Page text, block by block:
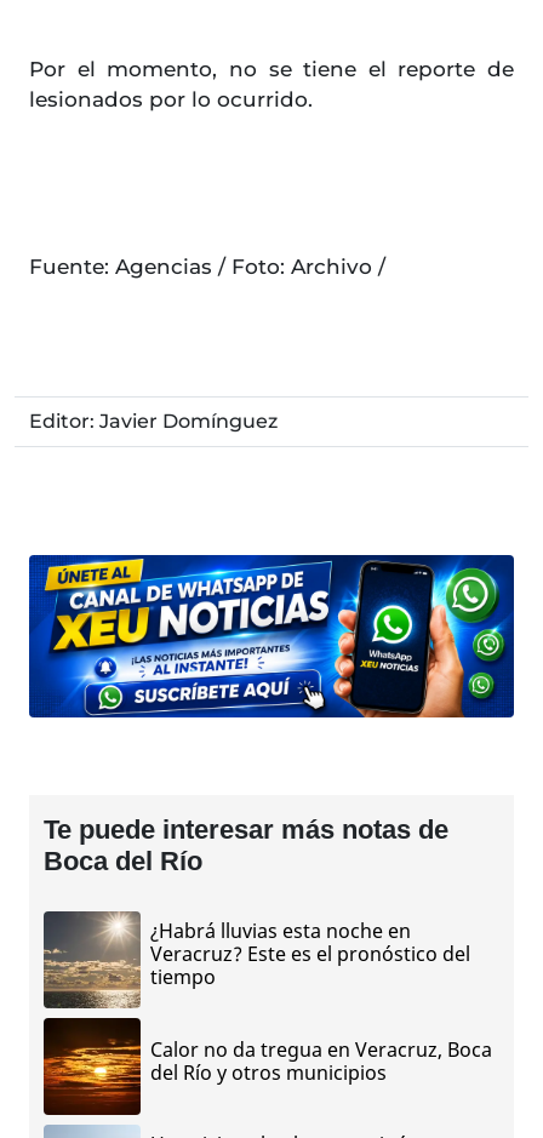
Por el momento, no se tiene el reporte de
lesionados por lo ocurrido.
Fuente: Agencias / Foto: Archivo /
Editor: Javier Domínguez
Te puede interesar más notas de
Boca del Río
¿Habrá lluvias esta noche en
Veracruz? Este es el pronóstico del
tiempo
Calor no da tregua en Veracruz, Boca
del Río y otros municipios